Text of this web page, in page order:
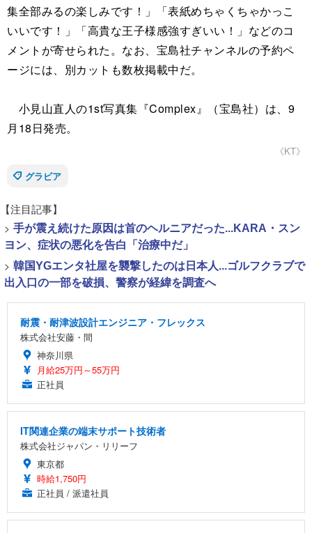
集全部みるの楽しみです！」「表紙めちゃくちゃかっこ
いいです！」「高貴な王子様感強すぎいい！」などのコ
メントが寄せられた。なお、宝島社チャンネルの予約ペ
ージには、別カットも数枚掲載中だ。
小見山直人の1st写真集『Complex』（宝島社）は、9
月18日発売。
《KT》
グラビア
【注目記事】
> 手が震え続けた原因は首のヘルニアだった...KARA・スン
ヨン、症状の悪化を告白「治療中だ」
> 韓国YGエンタ社屋を襲撃したのは日本人...ゴルフクラブで
出入口の一部を破損、警察が経緯を調査へ
耐震・耐津波設計エンジニア・フレックス
株式会社安藤・間
神奈川県
月給25万円～55万円
正社員
IT関連企業の端末サポート技術者
株式会社ジャパン・リリーフ
東京都
時給1,750円
正社員 / 派遣社員